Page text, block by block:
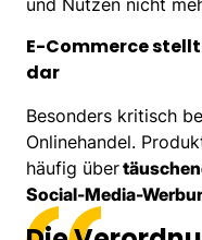
und Nutzen nicht
E-Commerce
dar
Besonders kritisch
Onlinehandel.
häufig über
Social-Media-